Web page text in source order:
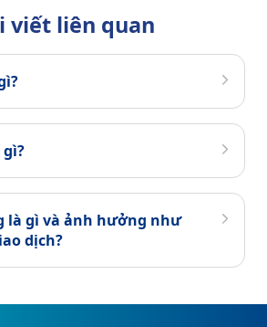
viết liên quan
là gì và ảnh hưởng như
dịch?